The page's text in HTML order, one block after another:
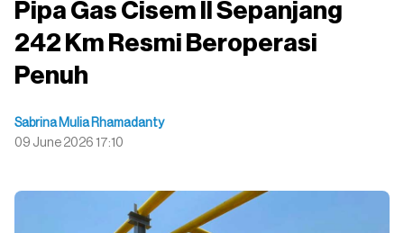
Pipa Gas Cisem II Sepanjang
242 Km Resmi Beroperasi
Penuh
Sabrina Mulia Rhamadanty
09 June 2026 17:10